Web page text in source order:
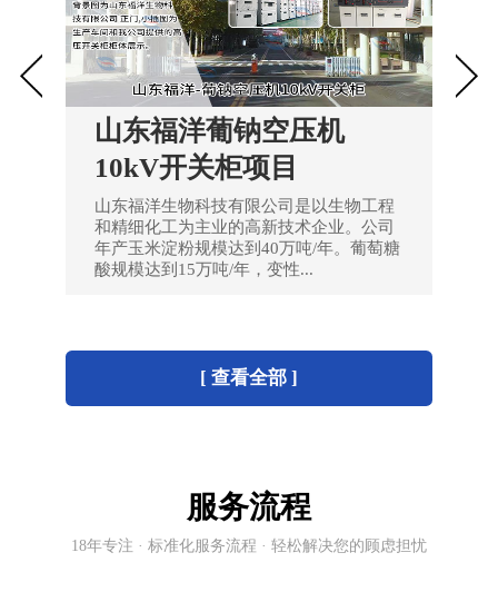
阜宁亿融新型建材GGD
交流低压配电柜项目
阜宁亿融新型建材有限公司电气成套项目
[ 查看全部 ]
服务流程
18年专注 · 标准化服务流程 · 轻松解决您的顾虑担忧